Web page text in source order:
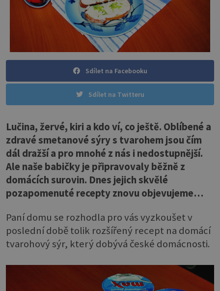
Sdílet na Facebooku
Sdílet na Twitteru
Lučina, žervé, kiri a kdo ví, co ještě. Oblíbené a
zdravé smetanové sýry s tvarohem jsou čím
dál dražší a pro mnohé z nás i nedostupnější.
Ale naše babičky je připravovaly běžně z
domácích surovin. Dnes jejich skvělé
pozapomenuté recepty znovu objevujeme…
Paní domu se rozhodla pro vás vyzkoušet v
poslední době tolik rozšířený recept na domácí
tvarohový sýr, který dobývá české domácnosti.